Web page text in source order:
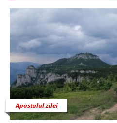
Apostolul zilei